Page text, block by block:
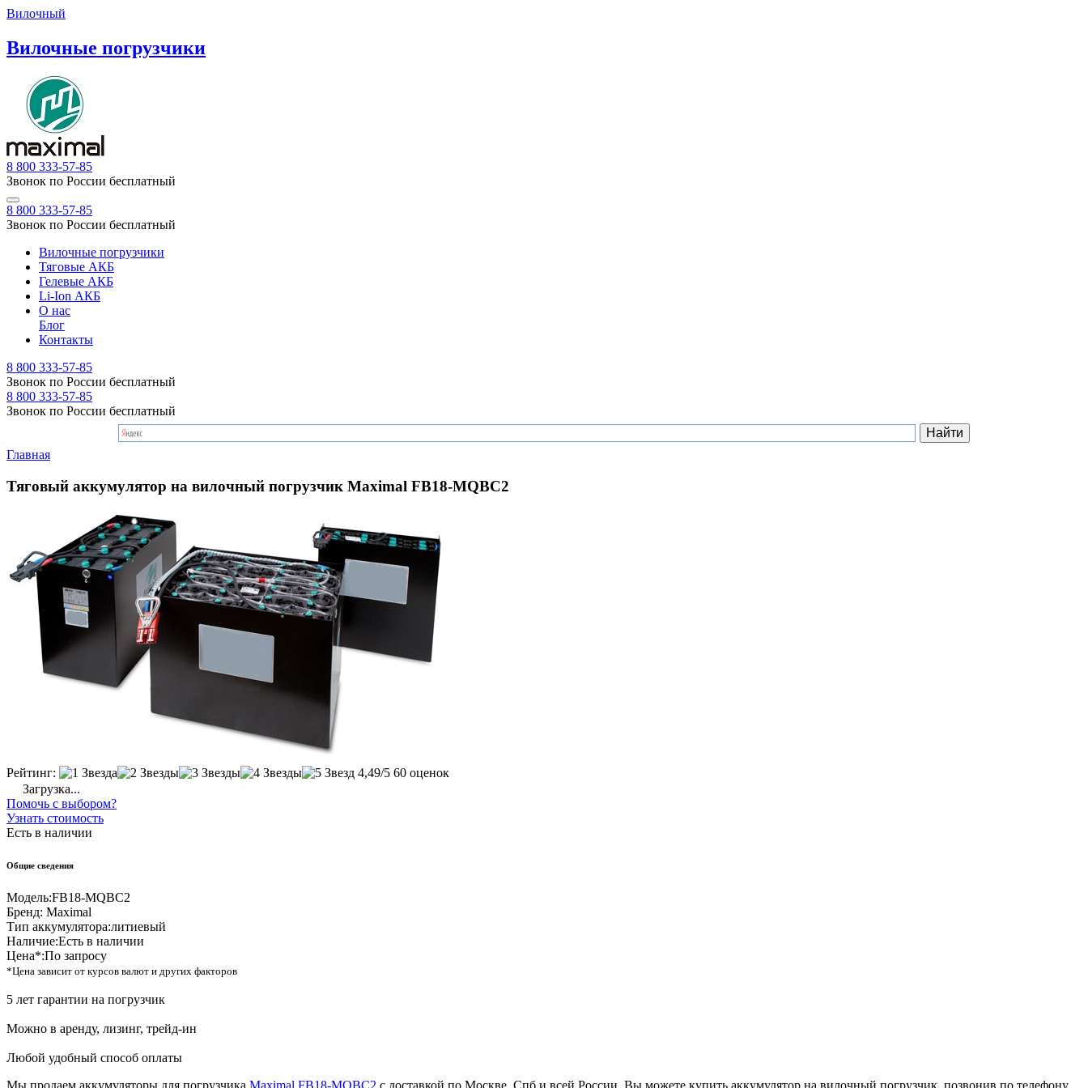
Вилочный
Вилочные погрузчики
8 800 333-57-85
Звонок по России бесплатный
8 800 333-57-85
Звонок по России бесплатный
Вилочные погрузчики
Тяговые АКБ
Гелевые АКБ
Li-Ion АКБ
О нас
Блог
Контакты
8 800 333-57-85
Звонок по России бесплатный
8 800 333-57-85
Звонок по России бесплатный
Главная
Тяговый аккумулятор на вилочный погрузчик Maximal FB18-MQBC2
Рейтинг: 4,49/5 60 оценок
Загрузка...
Помочь с выбором?
Узнать стоимость
Есть в наличии
Общие сведения
Модель:FB18-MQBC2
Бренд: Maximal
Тип аккумулятора:литиевый
Наличие:Есть в наличии
Цена*:По запросу
*Цена зависит от курсов валют и других факторов
5 лет гарантии на погрузчик
Можно в аренду, лизинг, трейд-ин
Любой удобный способ оплаты